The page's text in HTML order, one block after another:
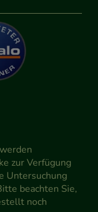
zur Verfügung
Untersuchung
beachten Sie,
noch